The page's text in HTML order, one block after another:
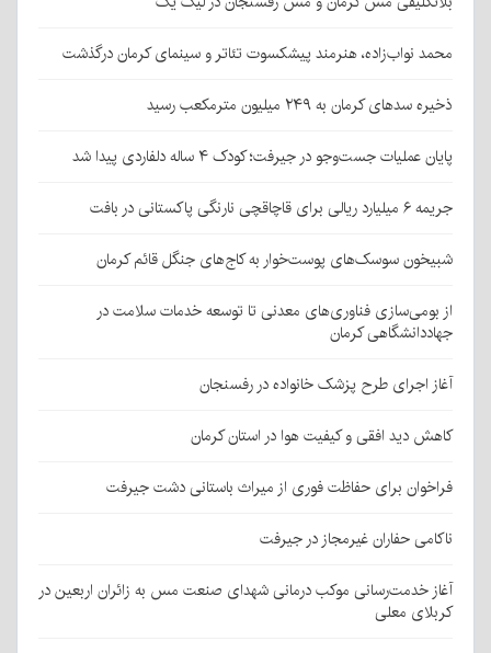
محمد نواب‌زاده، هنرمند پیشکسوت تئاتر و سینمای کرمان درگذشت
ذخیره سدهای کرمان به ۲۴۹ میلیون مترمکعب رسید
پایان عملیات جست‌وجو در جیرفت؛ کودک ۴ ساله دلفاردی پیدا شد
جریمه ۶ میلیارد ریالی برای قاچاقچی نارنگی پاکستانی در بافت
شبیخون سوسک‌های پوست‌خوار به کاج‌های جنگل قائم کرمان
از بومی‌سازی فناوری‌های معدنی تا توسعه خدمات سلامت در
جهاددانشگاهی کرمان
آغاز اجرای طرح پزشک خانواده در رفسنجان
کاهش دید افقی و کیفیت هوا در استان کرمان
فراخوان برای حفاظت فوری از میراث باستانی دشت جیرفت
ناکامی حفاران غیرمجاز در جیرفت
آغاز خدمت‌رسانی موکب درمانی شهدای صنعت مس به زائران اربعین در
کربلای معلی